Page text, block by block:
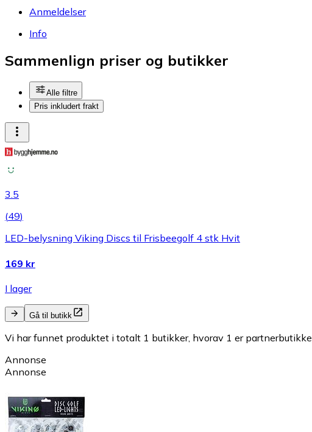
Anmeldelser
Info
Sammenlign priser og butikker
Alle filtre
Pris inkludert frakt
3.5
(49)
LED-belysning Viking Discs til Frisbeegolf 4 stk Hvit
169 kr
I lager
Gå til butikk
Vi har funnet produktet i totalt 1 butikker, hvorav 1 er
Annonse
Annonse